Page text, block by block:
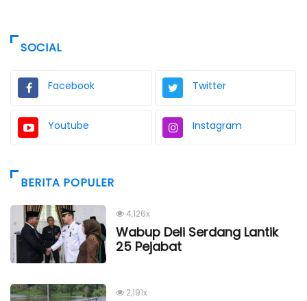
SOCIAL
Facebook Twitter
Youtube Instagram
BERITA POPULER
4,126x
Wabup Deli Serdang Lantik
25 Pejabat
2,191x